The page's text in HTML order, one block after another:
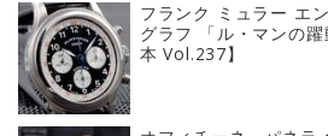
フランク ミュラー エ
グラフ 「ル・マンの
本 Vol.237】